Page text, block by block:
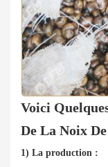
Voici
De La Noix
1) La production :